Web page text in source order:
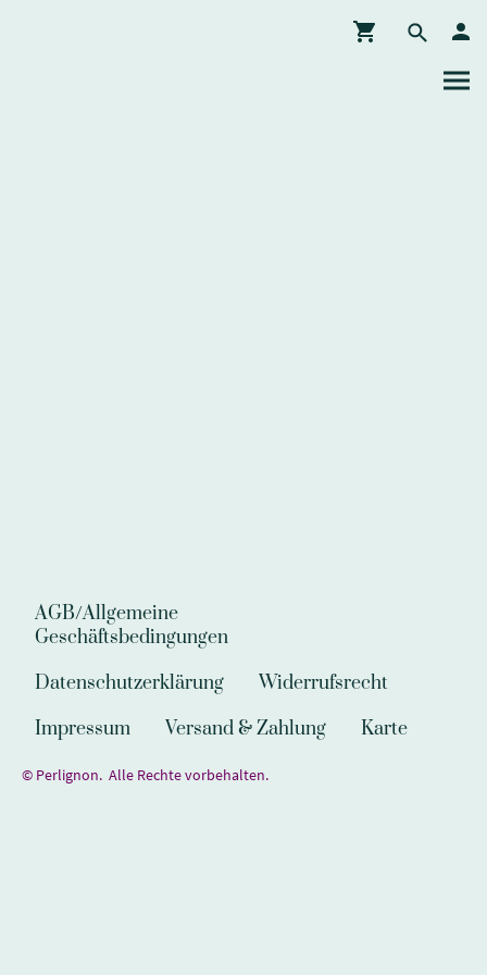
AGB/Allgemeine
Geschäftsbedingungen
Datenschutzerklärung
Widerrufsrecht
Impressum
Versand & Zahlung Karte
© Perlignon. Alle Rechte vorbehalten.